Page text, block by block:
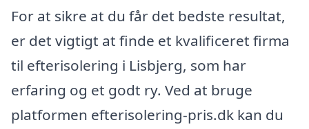
For at sikre at du får det bedste resultat,
er det vigtigt at finde et kvalificeret firma
til efterisolering i Lisbjerg, som har
erfaring og et godt ry. Ved at bruge
platformen efterisolering-pris.dk kan du